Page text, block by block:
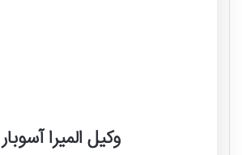
وکیل المیرا آسوبار